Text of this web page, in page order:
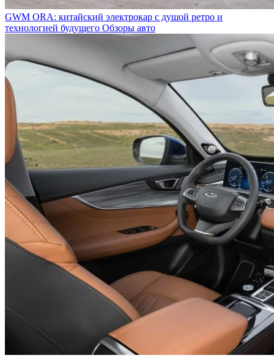
GWM ORA: китайский электрокар с душой ретро и
технологией будущего Обзоры авто